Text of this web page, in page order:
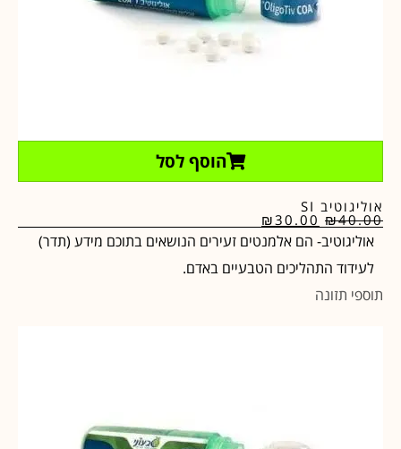
הוסף לסל
אוליגוטיב SI
₪40.00
₪30.00
אוליגוטיב- הם אלמנטים זעירים הנושאים בתוכם מידע (תדר)
לעידוד התהליכים הטבעיים באדם.
תוספי תזונה